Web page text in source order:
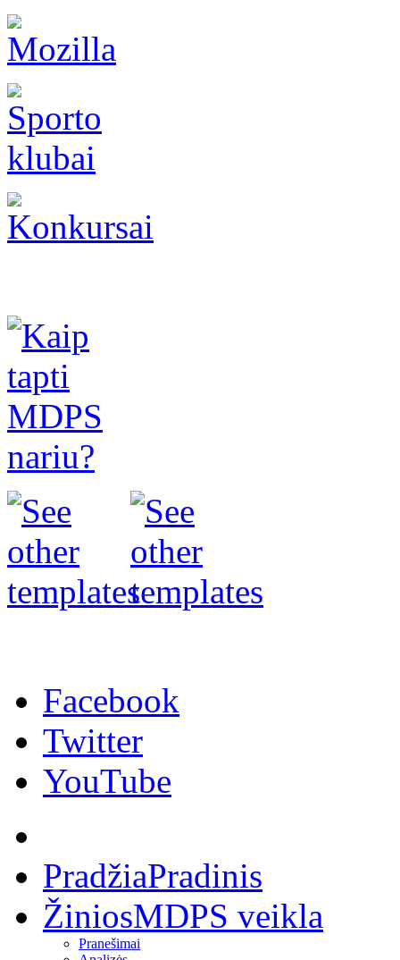
Facebook
Twitter
YouTube
PradžiaPradinis
ŽiniosMDPS veikla
Pranešimai